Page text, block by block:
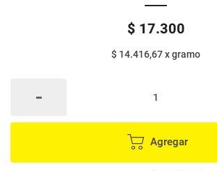
$ 17.300
$ 14.416,67xgramo
Agregar